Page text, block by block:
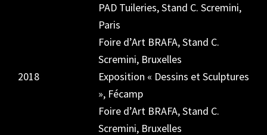
PAD Tuileries, Stand C. Scremini,
Paris
Foire d’Art BRAFA, Stand C.
Scremini, Bruxelles
2018
Exposition « Dessins et Sculptures
», Fécamp
Foire d’Art BRAFA, Stand C.
Scremini, Bruxelles